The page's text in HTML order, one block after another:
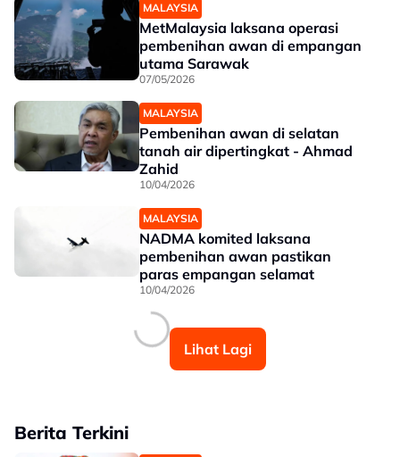
MALAYSIA
MetMalaysia laksana operasi
pembenihan awan di empangan
utama Sarawak
07/05/2026
MALAYSIA
Pembenihan awan di selatan
tanah air dipertingkat - Ahmad
Zahid
10/04/2026
MALAYSIA
NADMA komited laksana
pembenihan awan pastikan
paras empangan selamat
10/04/2026
Lihat Lagi
Berita Terkini